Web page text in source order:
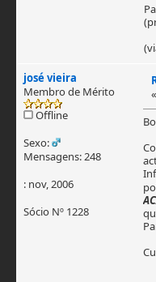
josé vieira
Membro de Mérito
Offline
Sexo:
Mensagens: 248
: nov, 2006
Sócio Nº 1228
«